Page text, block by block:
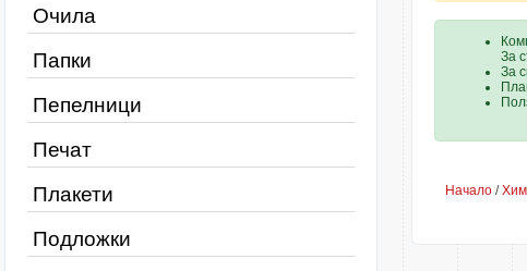
Очила
Папки
Пепелници
Печат
Плакети
Подложки
За
За
Начало /